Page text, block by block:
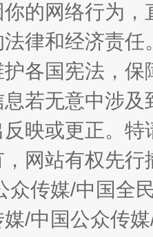
子
的网络行为
律和经济责
各国宪法，
若无意中涉
映或更正。
网站有权先
众传媒/中国全
/中国公众传